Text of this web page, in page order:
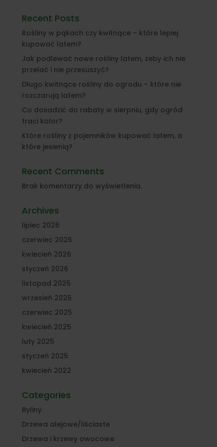
Recent Posts
Rośliny w pąkach czy kwitnące – które lepiej
kupować latem?
Jak podlewać nowe rośliny latem, żeby ich nie
przelać i nie przesuszyć?
Długo kwitnące rośliny do ogrodu – które nie
rozczarują latem?
Co dosadzić do rabaty w sierpniu, gdy ogród
traci kolor?
Które rośliny z pojemników kupować latem, a
które jesienią?
Recent Comments
Brak komentarzy do wyświetlenia.
Archives
lipiec 2026
czerwiec 2026
kwiecień 2026
styczeń 2026
listopad 2025
wrzesień 2025
czerwiec 2025
kwiecień 2025
luty 2025
styczeń 2025
kwiecień 2022
Categories
Byliny
Drzewa alejowe/liściaste
Drzewa i krzewy owocowe